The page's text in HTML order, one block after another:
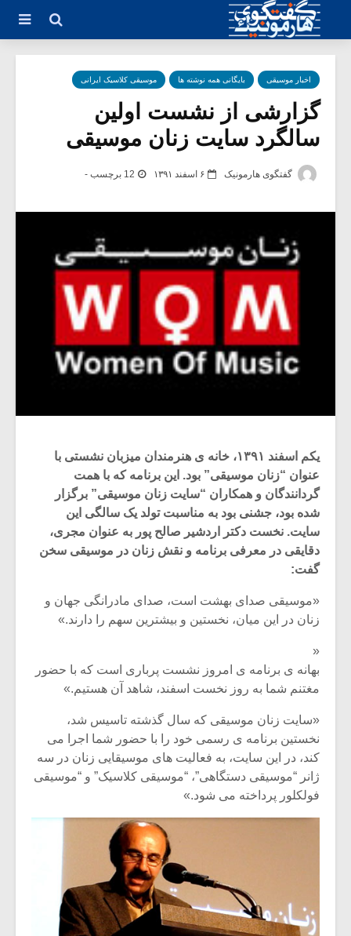
اخبار موسیقی بایگانی همه نوشته ها موسیقی کلاسیک ایرانی
گزارشی از نشست اولین
سالگرد سایت زنان موسیقی
گفتگوی هارمونیک ۶ اسفند ۱۳۹۱ 12 برچسب -
یکم اسفند ۱۳۹۱، خانه ی هنرمندان میزبان نشستی با
عنوان “زنان موسیقی” بود. این برنامه که با همت
گردانندگان و همکاران “سایت زنان موسیقی” برگزار
شده بود، جشنی بود به مناسبت تولد یک سالگی این
سایت. نخست دکتر اردشیر صالح پور به عنوان مجری،
دقایقی در معرفی برنامه و نقش زنان در موسیقی سخن
گفت:
«موسیقی صدای بهشت است، صدای مادرانگی جهان و
زنان در این میان، نخستین و بیشترین سهم را دارند.»
«
بهانه ی برنامه ی امروز نشست پرباری است که با حضور
مغتنم شما به روز نخست اسفند، شاهد آن هستیم.»
«سایت زنان موسیقی که سال گذشته تاسیس شد،
نخستین برنامه ی رسمی خود را با حضور شما اجرا می
کند، در این سایت، به فعالیت های موسیقایی زنان در سه
ژانر “موسیقی دستگاهی”، “موسیقی کلاسیک” و “موسیقی
فولکلور پرداخته می شود.»